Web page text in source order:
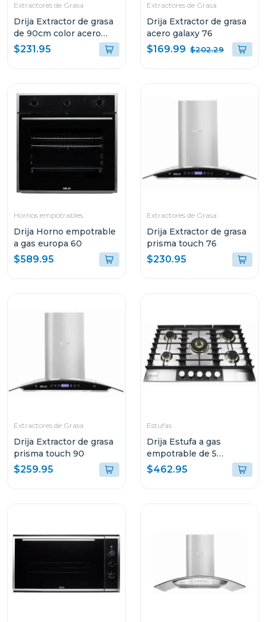
Extractores de Grasa
Drija Extractor de grasa
de 90cm color acero
galaxy 90
$231.95
Extractores de Grasa
Drija Extractor de grasa
acero galaxy 76
$169.99 $202.29
Hornos empotrables
Drija Horno empotrable
a gas europa 60
$589.95
Extractores de Grasa
Drija Extractor de grasa
prisma touch 76
$230.95
Extractores de Grasa
Drija Extractor de grasa
prisma touch 90
$259.95
Estufas
Drija Estufa a gas
empotrable de 5
quemadores livorno 90
professionale
$462.95